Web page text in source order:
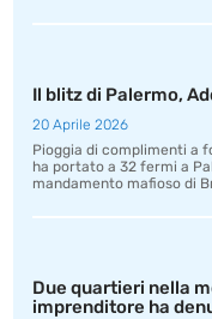
Il blitz di Palermo,
20 Aprile 2026
Pioggia di complimenti a
ha portato a 32 fermi a
mandamento mafioso di
Due quartieri nella
imprenditore ha